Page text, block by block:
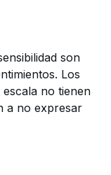
son
Los
no tienen
a no expresar